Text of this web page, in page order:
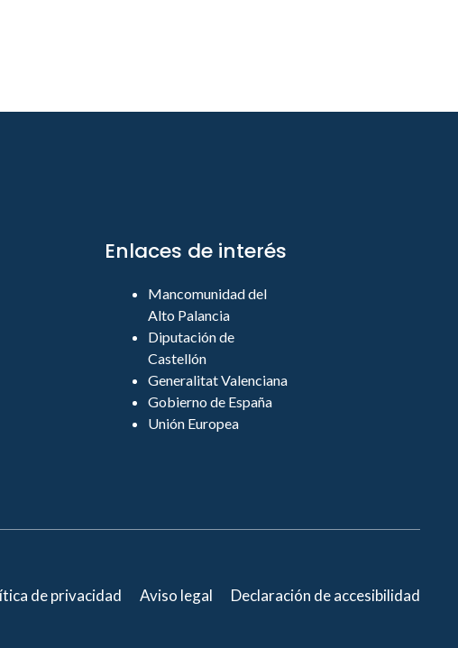
Enlaces de interés
Mancomunidad del
Alto Palancia
Diputación de
Castellón
Generalitat Valenciana
Gobierno de España
Unión Europea
de privacidad Aviso legal Declaración de accesibilidad